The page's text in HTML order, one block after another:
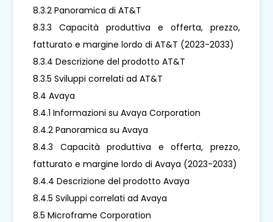
8.3.2 Panoramica di AT&T
8.3.3 Capacità produttiva e offerta, prezzo,
fatturato e margine lordo di AT&T (2023-2033)
8.3.4 Descrizione del prodotto AT&T
8.3.5 Sviluppi correlati ad AT&T
8.4 Avaya
8.4.1 Informazioni su Avaya Corporation
8.4.2 Panoramica su Avaya
8.4.3 Capacità produttiva e offerta, prezzo,
fatturato e margine lordo di Avaya (2023-2033)
8.4.4 Descrizione del prodotto Avaya
8.4.5 Sviluppi correlati ad Avaya
8.5 Microframe Corporation